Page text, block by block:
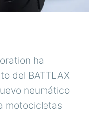
ha
del BATTLAX
neumático
motocicletas